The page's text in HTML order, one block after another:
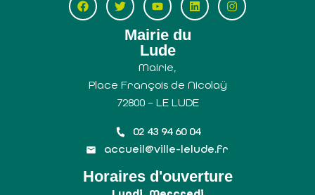
Mairie du
Lude
Mairie,
Place François de Nicolaÿ
72800 – LE LUDE
02 43 94 60 04
accueil@ville-lelude.fr
Horaires d'ouverture